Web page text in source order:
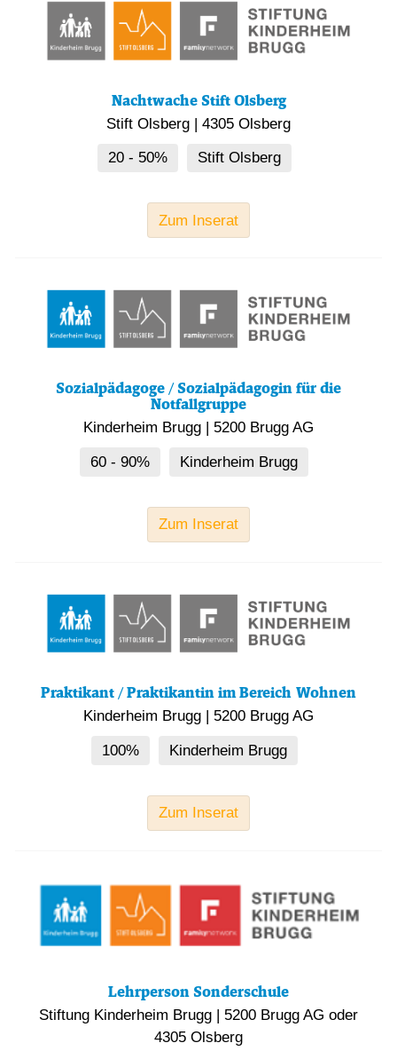
Nachtwache Stift Olsberg
Stift Olsberg | 4305 Olsberg
20 - 50% Stift Olsberg
Zum Inserat
Sozialpädagoge / Sozialpädagogin für die
Notfallgruppe
Kinderheim Brugg 5200 Brugg AG
60 - 90% Kinderheim Brugg
Zum Inserat
Praktikant / Praktikantin im Bereich Wohnen
Kinderheim Brugg 5200 Brugg AG
100% Kinderheim Brugg
Zum Inserat
Lehrperson Sonderschule
Stiftung Kinderheim Brugg
5200 Brugg AG oder
4305 Olsberg